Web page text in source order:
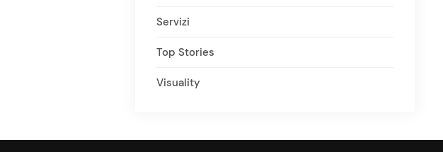
Servizi
Top Stories
Visuality